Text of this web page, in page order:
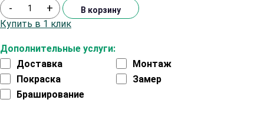
Дополнительные услуги:
Доставка
Монтаж
Покраска
Замер
Браширование
- + В корзину
Купить в 1 клик